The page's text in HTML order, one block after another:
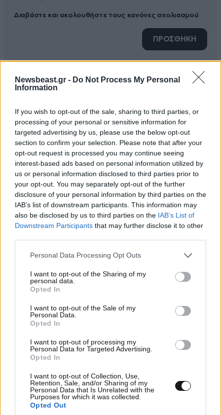
Newsbeast.gr - Do Not Process My Personal
Information
If you wish to opt-out of the sale, sharing to third parties, or
processing of your personal or sensitive information for
targeted advertising by us, please use the below opt-out
section to confirm your selection. Please note that after your
opt-out request is processed you may continue seeing
interest-based ads based on personal information utilized by
us or personal information disclosed to third parties prior to
your opt-out. You may separately opt-out of the further
disclosure of your personal information by third parties on the
IAB’s list of downstream participants. This information may
also be disclosed by us to third parties on the IAB’s List of
Downstream Participants that may further disclose it to other
Please note that this website/app uses one or more Google
not limited to your visit or usage behaviour. You may click to
grant or deny consent to Google and its third-party tags to
use your data for below specified purposes in below Google
consent section.
Personal Data Processing Opt Outs
I want to opt-out of the Sharing of my
personal data.
Opted In
I want to opt-out of the Sale of my
Personal Data.
Opted In
I want to opt-out of processing my
Personal Data for Targeted Advertising.
Opted In
I want to opt-out of Collection, Use,
Retention, Sale, and/or Sharing of my
Personal Data that Is Unrelated with the
Purposes for which it was collected.
Opted Out
Διαβάστε και ακολουθήστε τους κανόνες σχολιασμού
ΠΡΟΣΘΗΚΗ
123321 07·04·2020 06:12
ειμαι μεσα στο σπιτι μου και καπνιζω οτι βρω αι
σιχτιρ δηλαδη
Απαντήστε 0
TRENDING